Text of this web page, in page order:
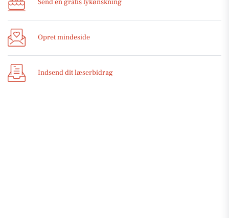
Send en gratis lykønskning
Opret mindeside
Indsend dit læserbidrag